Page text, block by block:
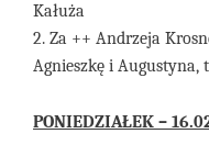
Kałuża
2. Za ++ Andrzeja
Agnieszkę i Augustyna,
PONIEDZIAŁEK – 16